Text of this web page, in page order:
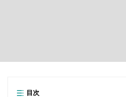
目次